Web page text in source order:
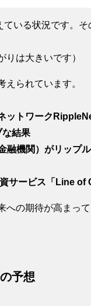
いる状況です。
りは大きいです）
られています。
ットワーク
な結果
融機関）がリップ
サービス「Line
の期待が高まっ
予想